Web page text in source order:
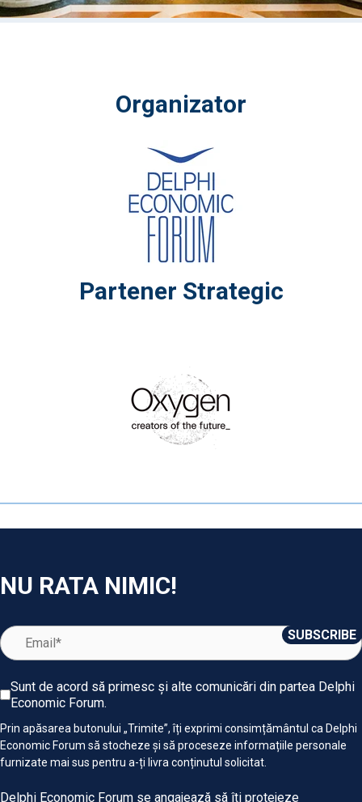
Organizator
Partener Strategic
NU RATA NIMIC!
Sunt de acord să primesc și alte comunicări din partea Delphi
Economic Forum.
Prin apăsarea butonului „Trimite”, îți exprimi consimțământul ca Delphi
Economic Forum să stocheze și să proceseze informațiile personale
furnizate mai sus pentru a-ți livra conținutul solicitat.
Delphi Economic Forum se angajează să îți protejeze